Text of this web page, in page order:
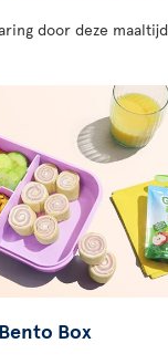
door deze
Box